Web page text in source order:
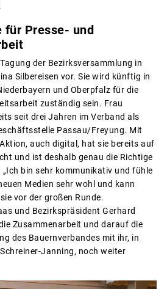
für Presse- und
der Bezirksversammlung in
Silbereisen vor. Sie wird künftig in
und Oberpfalz für die
zuständig sein. Frau
seit drei Jahren im Verband als
Passau/Freyung. Mit
auch digital, hat sie bereits auf
und ist deshalb genau die Richtige
bin sehr kommunikativ und fühle
Medien sehr wohl und kann
vor der großen Runde.
und Bezirkspräsident Gerhard
Zusammenarbeit und darauf die
des Bauernverbandes mit ihr, in
Janning, noch weiter